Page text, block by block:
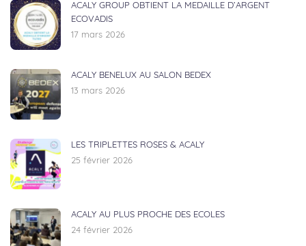
ACALY GROUP OBTIENT LA MEDAILLE D’ARGENT
ECOVADIS
17 mars 2026
ACALY BENELUX AU SALON BEDEX
13 mars 2026
LES TRIPLETTES ROSES & ACALY
25 février 2026
ACALY AU PLUS PROCHE DES ECOLES
24 février 2026